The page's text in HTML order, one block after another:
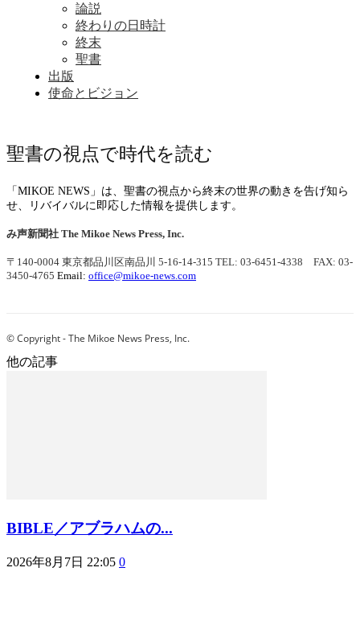
論説
終わりの日時計
終末
聖書
出版
使命とビジョン
聖書の視点で時代を読む
「MIKOE NEWS」は、聖書の視点から終末の世界の動きを告げ知ら
せ、リバイバルに即応した情報を提供します。
み声新聞社 The Mikoe News Press, Inc.
〒140-0004 東京都品川区南品川 5-16-14-315 TEL: 03-6451-4338 FAX: 03-
3450-4765 Email: office@mikoe-news.com
© Copyright - The Mikoe News Press, Inc.
他の記事
BIBLE／アブラハムの...
2026年8月7日 22:05 0